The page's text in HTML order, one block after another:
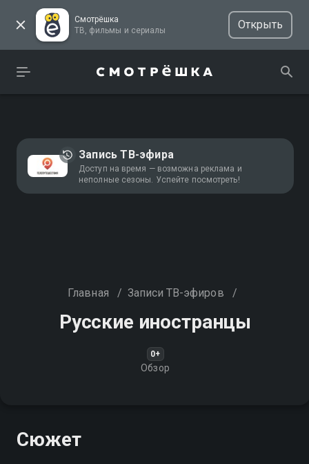
Смотрёшка
ТВ, фильмы и сериалы
Открыть
Запись ТВ-эфира
Доступ на время — возможна реклама и
неполные сезоны. Успейте посмотреть!
Главная / Записи ТВ-эфиров /
Русские иностранцы
0+
Обзор
Сюжет